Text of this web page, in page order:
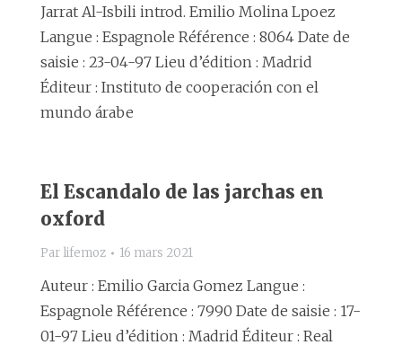
Jarrat Al-Isbili introd. Emilio Molina Lpoez
Langue : Espagnole Référence : 8064 Date de
saisie : 23-04-97 Lieu d’édition : Madrid
Éditeur : Instituto de cooperación con el
mundo árabe
El Escandalo de las jarchas en
oxford
Par lifemoz 16 mars 2021
Auteur : Emilio Garcia Gomez Langue :
Espagnole Référence : 7990 Date de saisie : 17-
01-97 Lieu d’édition : Madrid Éditeur : Real